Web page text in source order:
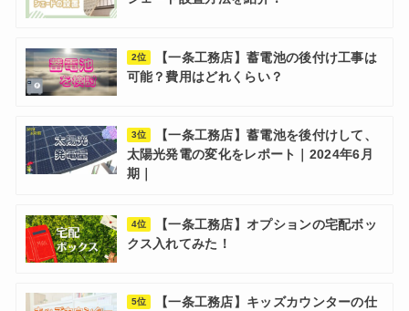
2位
【一条工務店】蓄電池の後付け工事は
可能？費用はどれくらい？
3位
【一条工務店】蓄電池を後付けして、
太陽光発電の変化をレポート｜2024年6月
期｜
4位
【一条工務店】オプションの宅配ボッ
クス入れてみた！
5位
【一条工務店】キッズカウンターの仕